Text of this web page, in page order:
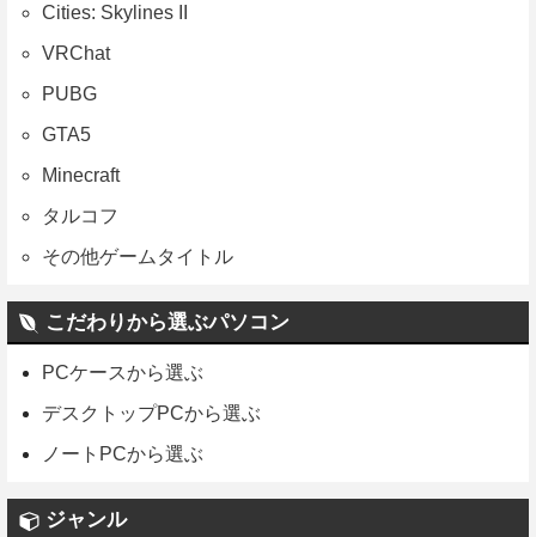
Cities: Skylines II
VRChat
PUBG
GTA5
Minecraft
タルコフ
その他ゲームタイトル
こだわりから選ぶパソコン
PCケースから選ぶ
デスクトップPCから選ぶ
ノートPCから選ぶ
ジャンル